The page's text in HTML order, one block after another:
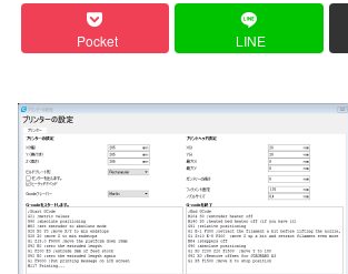
Pocket LINE